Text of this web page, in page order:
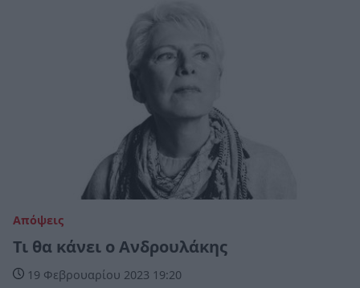
Απόψεις
Τι θα κάνει ο Ανδρουλάκης
19 Φεβρουαρίου 2023 19:20